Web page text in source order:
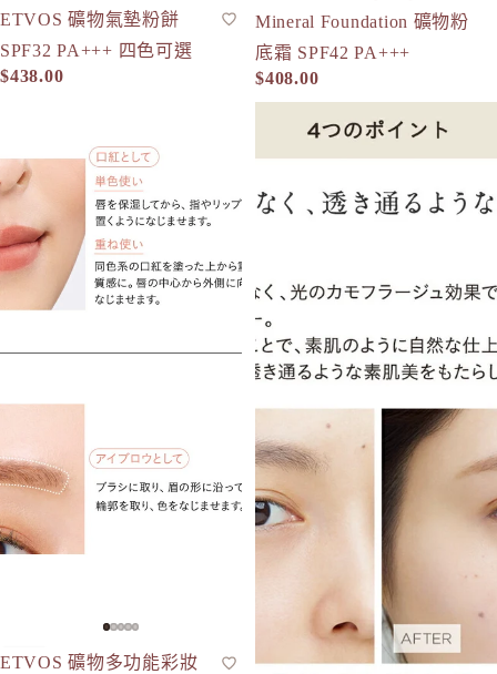
氣墊粉餅
ETVOS 礦物氣墊粉餅
SPF32 PA+++ 四色可選
$438.00
Mineral Foundation 礦物粉
底霜 SPF42 PA+++
$408.00
ETVOS 礦物多功能彩妝粉餅 眼、唇、臉可用 Mineral Multi
多用途彩妝盤
人氣
ETVOS 礦物多功能彩妝
ETVOS 礦物修護遮瑕液